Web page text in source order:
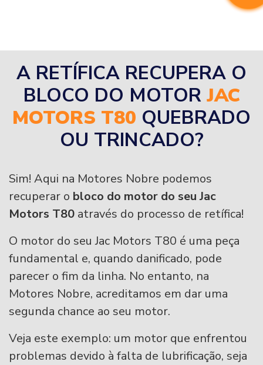
A RETÍFICA RECUPERA O
BLOCO DO MOTOR JAC
MOTORS T80 QUEBRADO
OU TRINCADO?
Sim! Aqui na Motores Nobre podemos
recuperar o bloco do motor do seu Jac
Motors T80 através do processo de retífica!
O motor do seu Jac Motors T80 é uma peça
fundamental e, quando danificado, pode
parecer o fim da linha. No entanto, na
Motores Nobre, acreditamos em dar uma
segunda chance ao seu motor.
Veja este exemplo: um motor que enfrentou
problemas devido à falta de lubrificação, seja